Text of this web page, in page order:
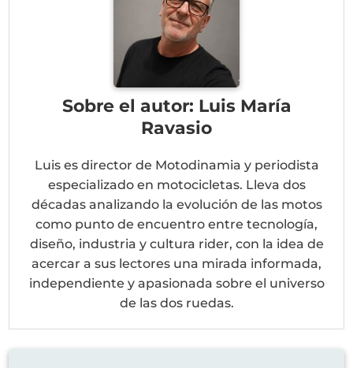
Sobre el autor: Luis María
Ravasio
Luis es director de Motodinamia y periodista
especializado en motocicletas. Lleva dos
décadas analizando la evolución de las motos
como punto de encuentro entre tecnología,
diseño, industria y cultura rider, con la idea de
acercar a sus lectores una mirada informada,
independiente y apasionada sobre el universo
de las dos ruedas.